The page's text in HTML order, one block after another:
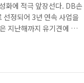
화에 적극 앞장선다. DB손
선정되어 3년 연속 사업을
지난해까지 유기견에 제한
하고 있습니다. 유기동물
피해를 입히거나 타인의